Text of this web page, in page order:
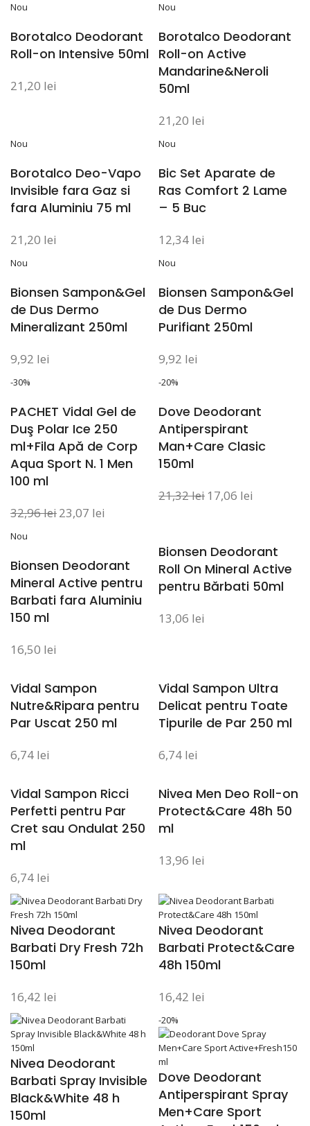
Nou
Borotalco Deodorant
Roll-on Intensive 50ml
21,20 lei
Nou
Borotalco Deodorant
Roll-on Active
Mandarine&Neroli
50ml
21,20 lei
Nou
Borotalco Deo-Vapo
Invisible fara Gaz si
fara Aluminiu 75 ml
21,20 lei
Nou
Bic Set Aparate de
Ras Comfort 2 Lame
– 5 Buc
12,34 lei
Nou
Bionsen Sampon&Gel
de Dus Dermo
Mineralizant 250ml
9,92 lei
Nou
Bionsen Sampon&Gel
de Dus Dermo
Purifiant 250ml
9,92 lei
-30%
PACHET Vidal Gel de
Duş Polar Ice 250
ml+Fila Apă de Corp
Aqua Sport N. 1 Men
100 ml
32,96lei23,07 lei
-20%
Dove Deodorant
Antiperspirant
Man+Care Clasic
150ml
21,32lei 17,06 lei
Nou
Bionsen Deodorant
Mineral Active pentru
Barbati fara Aluminiu
150 ml
16,50 lei
Bionsen Deodorant
Roll On Mineral Active
pentru Bărbati 50ml
13,06 lei
Vidal Sampon
Nutre&Ripara pentru
Par Uscat 250 ml
6,74 lei
Vidal Sampon Ultra
Delicat pentru Toate
Tipurile de Par 250 ml
6,74 lei
Vidal Sampon Ricci
Perfetti pentru Par
Cret sau Ondulat 250
ml
6,74 lei
Nivea Men Deo Roll-on
Protect&Care 48h 50
ml
13,96 lei
Nivea Deodorant
Barbati Dry Fresh 72h
150ml
16,42 lei
Nivea Deodorant
Barbati Protect&Care
48h 150ml
16,42 lei
Nivea Deodorant
Barbati Spray Invisible
Black&White 48 h
150ml
-20%
Dove Deodorant
Antiperspirant Spray
Men+Care Sport